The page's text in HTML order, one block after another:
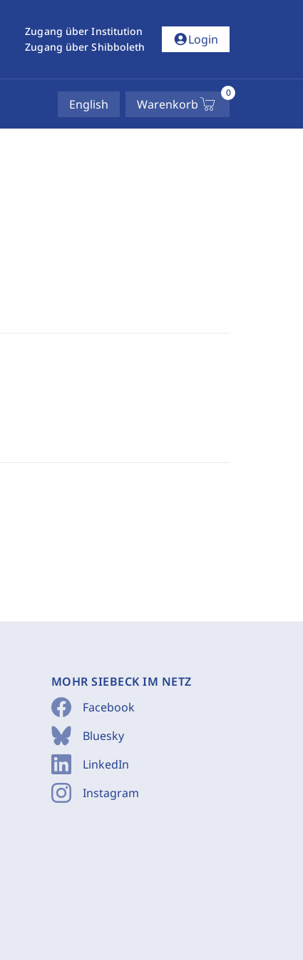
Zugang über Institution
Zugang über Shibboleth
account_circleLogin
English Warenkorb
0
MOHR SIEBECK IM NETZ
Facebook
Bluesky
LinkedIn
Instagram